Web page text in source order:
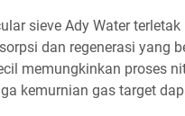
sieve Ady Water
dan regenerasi yang
memungkinkan proses
kemurnian gas target